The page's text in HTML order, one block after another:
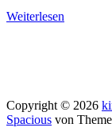
Weiterlesen
Copyright © 2026
Spacious von